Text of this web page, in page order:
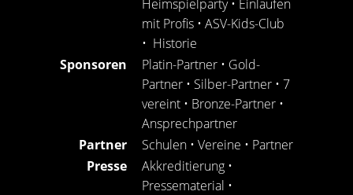
Heimspielparty• Einlaufen
mit Profis • ASV-Kids-Club
• Historie
Sponsoren
Platin-Partner • Gold-
Partner • Silber-Partner • 7
vereint • Bronze-Partner •
Ansprechpartner
Partner
Schulen • Vereine • Partner
Presse
Akkreditierung •
Pressematerial •